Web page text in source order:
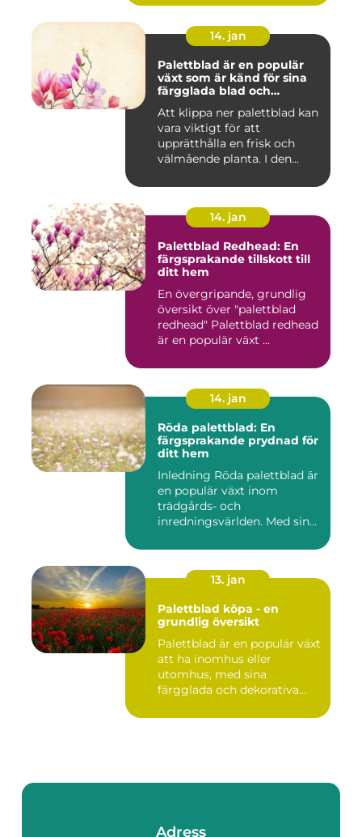
14. jan
Palettblad är en populär
växt som är känd för sina
färgglada blad och
prydnadsväxt både
inomhus och utomhus
Att klippa ner palettblad kan
vara viktigt för att
upprätthålla en frisk och
välmående planta. I den...
14. jan
Palettblad Redhead: En
färgsprakande tillskott till
ditt hem
En övergripande, grundlig
översikt över "palettblad
redhead" Palettblad redhead
är en populär växt ...
14. jan
Röda palettblad: En
färgsprakande prydnad för
ditt hem
Inledning Röda palettblad är
en populär växt inom
trädgårds- och
inredningsvärlden. Med sina
13. jan
Palettblad köpa - en
grundlig översikt
Palettblad är en populär växt
att ha inomhus eller
utomhus, med sina
färgglada och dekorativa
Adress